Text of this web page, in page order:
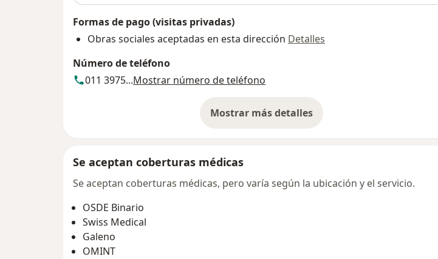
Formas de pago (visitas privadas)
Obras sociales aceptadas en esta dirección Detalles
Número de teléfono
011 3975...Mostrar número de teléfono
Mostrar más detalles
sobre la dirección
Se aceptan coberturas médicas
Se aceptan coberturas médicas, pero varía según la ubicación y el servicio.
OSDE Binario
Swiss Medical
Galeno
OMINT